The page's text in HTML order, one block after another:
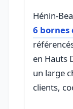
Hénin-
6 bornes
en Hauts
un large
clients,